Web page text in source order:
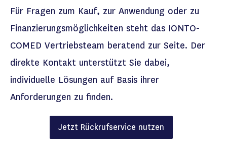
Für Fragen zum Kauf, zur Anwendung oder zu
Finanzierungsmöglichkeiten steht das IONTO-
COMED Vertriebsteam beratend zur Seite. Der
direkte Kontakt unterstützt Sie dabei,
individuelle Lösungen auf Basis ihrer
Anforderungen zu finden.
Jetzt Rückrufservice nutzen